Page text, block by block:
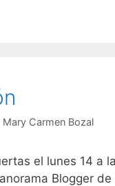
Mary Carmen Bozal
el lunes 14 a
Blogger